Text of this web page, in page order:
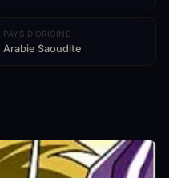
PAYS D'ORIGINE
Arabie Saoudite